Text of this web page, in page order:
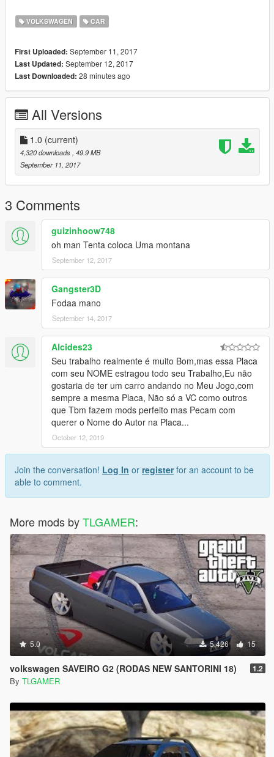
V\update\x64\dlcpacks\patchday2ng\dlc.rpf\x64\levels\gta5\vehi
cles.rpf\
local :C:\Program Files (x86)\Grand Theft Auto
V\x64w.rpf\dlcpacks\spupgrade\dlc.rpf\x64\levels\gta5\vehicles\
upgradevehicles.rpf\
VOLKSWAGEN CAR
First Uploaded: September 11, 2017
Last Updated: September 12, 2017
Last Downloaded: 28 minutes ago
All Versions
1.0 (current)
4,320 downloads , 49.9 MB
September 11, 2017
3 Comments
guizinhoow748
oh man Tenta coloca Uma montana
September 12, 2017
Gangster3D
Fodaa mano
September 14, 2017
Alcides23
Seu trabalho realmente é muito Bom,mas essa Placa
com seu NOME estragou todo seu Trabalho,Eu não
gostaria de ter um carro andando no Meu Jogo,com
sempre a mesma Placa, Não só a VC como outros
que Tbm fazem mods perfeito mas Pecam com
querer o Nome do Autor na Placa...
October 12, 2019
Join the conversation! Log In or registerfor an account to be
able to comment.
More mods byTLGAMER:
5.0 5,426 15
volkswagen SAVEIRO G2 (RODAS NEW SANTORINI 18) 1.2
By TLGAMER